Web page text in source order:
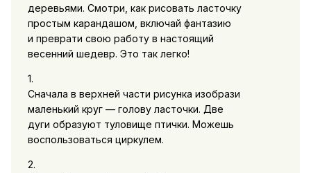
деревьями. Смотри, как рисовать ласточку
простым карандашом, включай фантазию
и преврати свою работу в настоящий
весенний шедевр. Это так легко!
1.
Сначала в верхней части рисунка изобрази
маленький круг — голову ласточки. Две
дуги образуют туловище птички. Можешь
воспользоваться циркулем.
2.